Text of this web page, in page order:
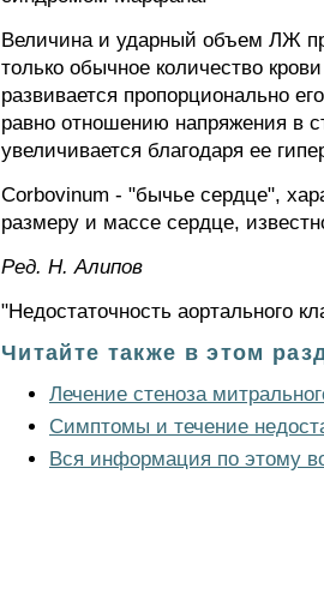
Величина и ударный объем ЛЖ
только обычное количество
развивается пропорционально
равно отношению напряжения в
увеличивается благодаря ее
Corbovinum - "бычье сердце",
размеру и массе сердце,
Ред. Н. Алипов
"Недостаточность аортального
Читайте также в этом
Лечение стеноза
Симптомы и течение
Вся информация по этому